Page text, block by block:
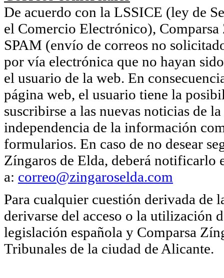
De acuerdo con la LSSICE (ley de
el Comercio Electrónico),
SPAM (envío de correos no
por vía electrónica que no hayan
el usuario de la web. En
página web, el usuario tiene la
suscribirse a las nuevas noticias de
independencia de la información
formularios. En caso de no desear
Zíngaros de Elda, deberá notificarlo
a: correo@zingaroselda.com
Para cualquier cuestión derivada
derivarse del acceso o la utilización
legislación española y Comparsa
Tribunales de la ciudad de Alicante.